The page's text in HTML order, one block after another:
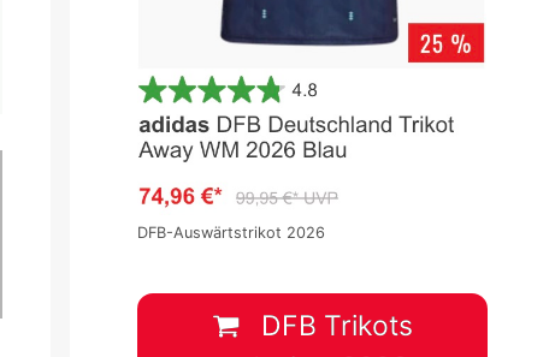
Serie A 2023/2024
Spieltag 16
1:0
17 Dez.
13:00
DFB-Auswärtstrikot 2026
DFB Trikots